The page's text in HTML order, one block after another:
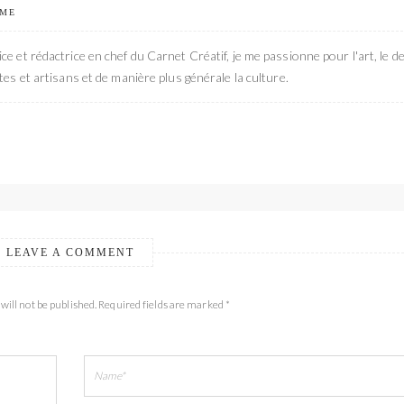
et rédactrice en chef du Carnet Créatif, je me passionne pour l'art, le
et artisans et de manière plus générale la culture.
LEAVE A COMMENT
not be published. Required fields are marked *